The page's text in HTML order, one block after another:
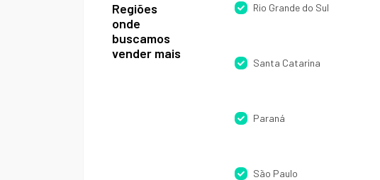
Regiões
onde
buscamos
vender mais
Rio Grande do Sul
Santa Catarina
Paraná
São Paulo